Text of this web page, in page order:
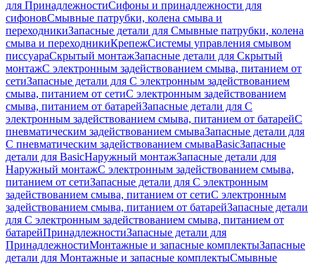
для ПринадлежностиСифоны и принадлежности для
сифоновСмывные патрубки, колена смыва и
переходникиЗапасные детали для Смывные патрубки, колена
смыва и переходникиКрепежСистемы управления смывом
писсуараСкрытый монтажЗапасные детали для Скрытый
монтажС электронным задействованием смыва, питанием от
сетиЗапасные детали для С электронным задействованием
смыва, питанием от сетиС электронным задействованием
смыва, питанием от батарейЗапасные детали для С
электронным задействованием смыва, питанием от батарейС
пневматическим задействованием смываЗапасные детали для
С пневматическим задействованием смываBasicЗапасные
детали для BasicНаружный монтажЗапасные детали для
Наружный монтажС электронным задействованием смыва,
питанием от сетиЗапасные детали для С электронным
задействованием смыва, питанием от сетиС электронным
задействованием смыва, питанием от батарейЗапасные детали
для С электронным задействованием смыва, питанием от
батарейПринадлежностиЗапасные детали для
ПринадлежностиМонтажные и запасные комплектыЗапасные
детали для Монтажные и запасные комплектыСмывные